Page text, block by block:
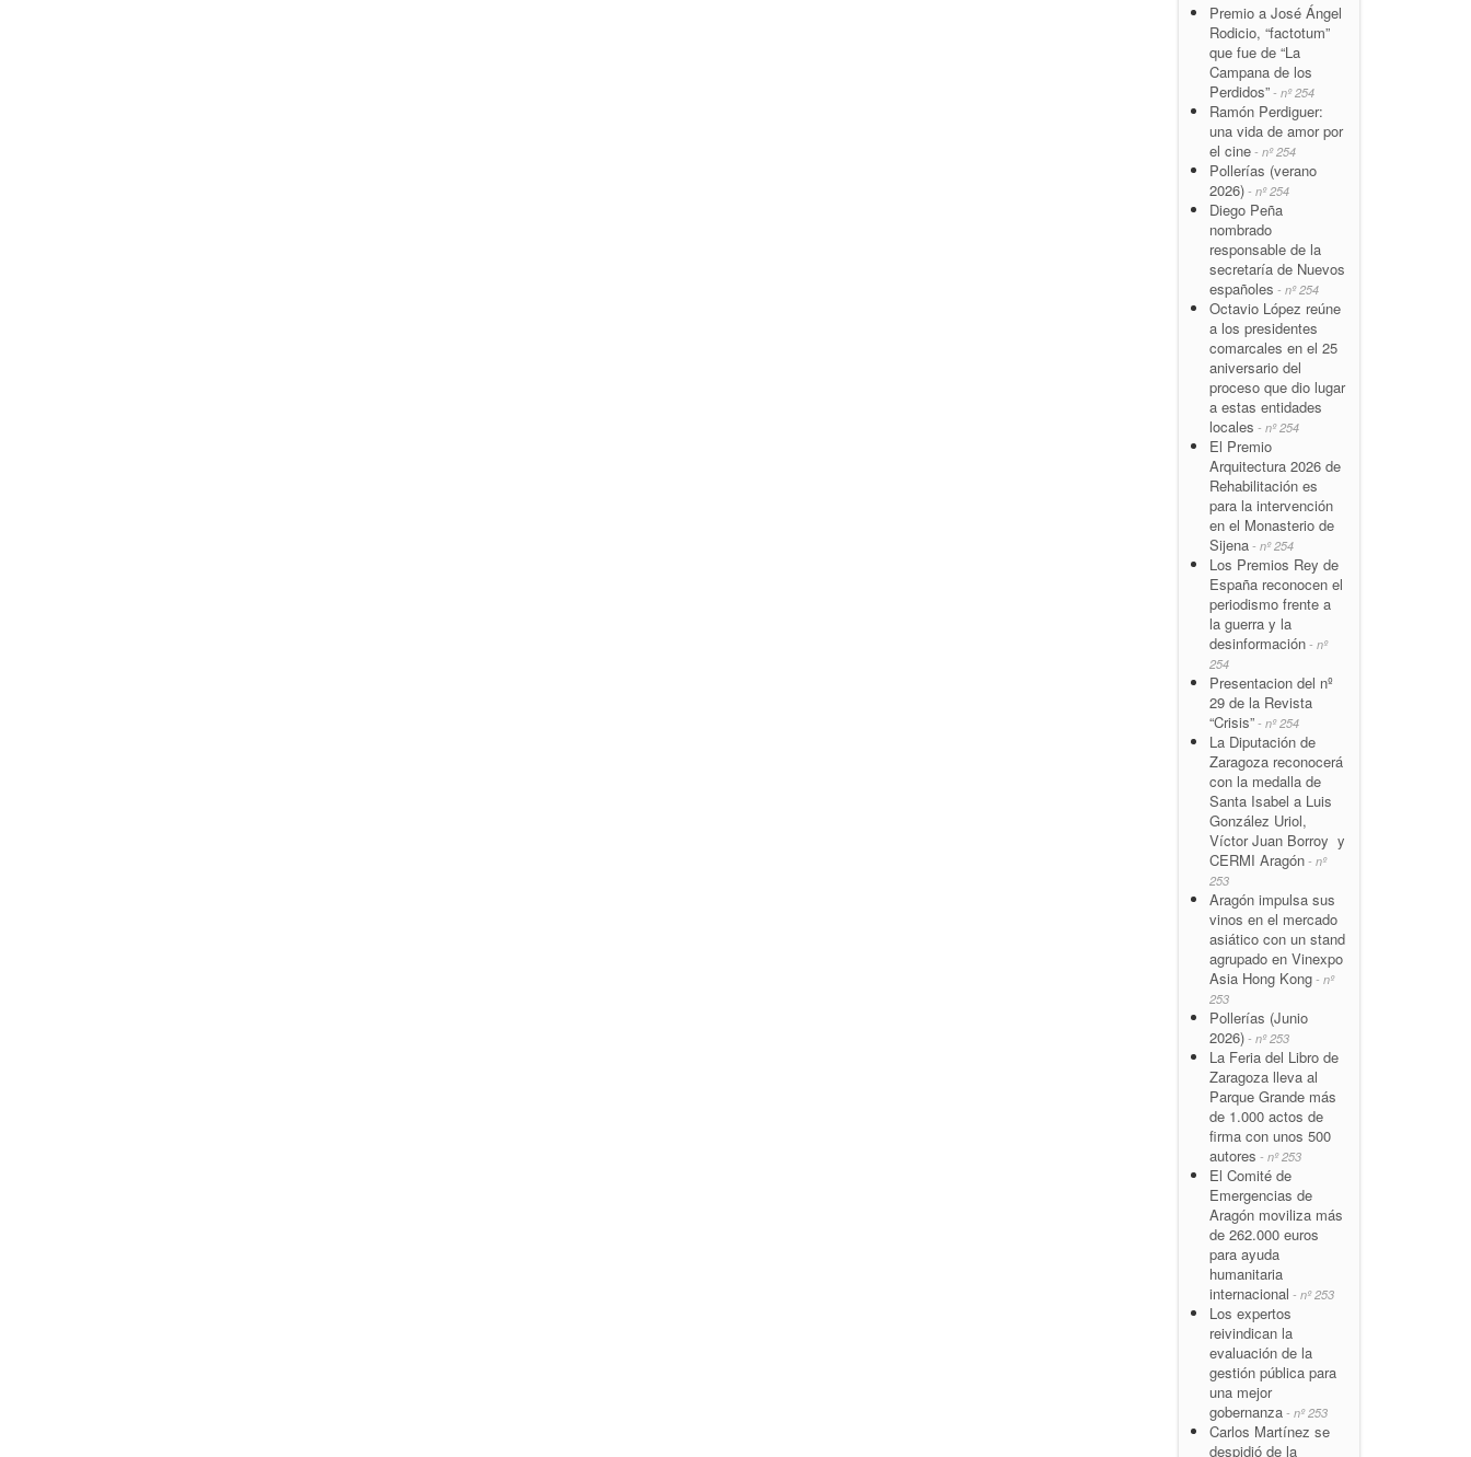
Premio a José Ángel
Rodicio, “factotum”
que fue de “La
Campana de los
Perdidos” - nº 254
Ramón Perdiguer:
una vida de amor por
el cine - nº 254
Pollerías (verano
2026) - nº 254
Diego Peña
nombrado
responsable de la
secretaría de Nuevos
españoles - nº 254
Octavio López reúne
a los presidentes
comarcales en el 25
aniversario del
proceso que dio lugar
a estas entidades
locales - nº 254
El Premio
Arquitectura 2026 de
Rehabilitación es
para la intervención
en el Monasterio de
Sijena - nº 254
Los Premios Rey de
España reconocen el
periodismo frente a
la guerra y la
desinformación - nº
254
Presentacion del nº
29 de la Revista
“Crisis” - nº 254
La Diputación de
Zaragoza reconocerá
con la medalla de
Santa Isabel a Luis
González Uriol,
Víctor Juan Borroy y
CERMI Aragón - nº
253
Aragón impulsa sus
vinos en el mercado
asiático con un stand
agrupado en Vinexpo
Asia Hong Kong - nº
253
Pollerías (Junio
2026) - nº 253
La Feria del Libro de
Zaragoza lleva al
Parque Grande más
de 1.000 actos de
firma con unos 500
autores - nº 253
El Comité de
Emergencias de
Aragón moviliza más
de 262.000 euros
para ayuda
humanitaria
internacional - nº 253
Los expertos
reivindican la
evaluación de la
gestión pública para
una mejor
gobernanza - nº 253
Carlos Martínez se
despidió de la